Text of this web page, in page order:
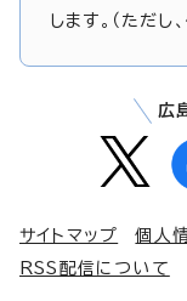
します。（ただ
広
サイトマップ 個人
RSS配信について